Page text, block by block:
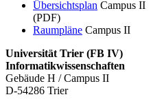
Übersichtsplan Campus II
(PDF)
Raumpläne Campus II
Universität Trier (FB IV)
Informatikwissenschaften
Gebäude H / Campus II
D-54286 Trier